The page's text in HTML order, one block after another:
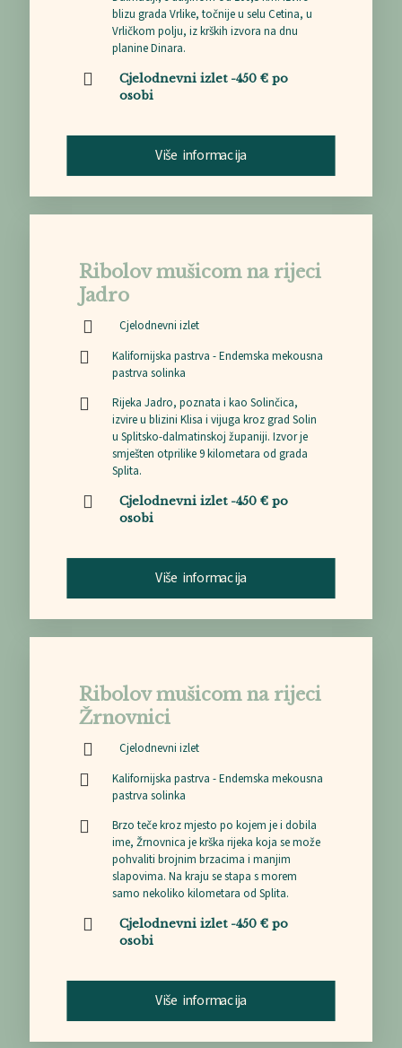
blizu grada Vrlike, točnije u selu Cetina, u
Vrličkom polju, iz krških izvora na dnu
planine Dinara.
Cjelodnevni izlet -450 € po
osobi
Više informacija
Ribolov mušicom na rijeci
Jadro
Cjelodnevni izlet
Kalifornijska pastrva - Endemska mekousna
pastrva solinka
Rijeka Jadro, poznata i kao Solinčica,
izvire u blizini Klisa i vijuga kroz grad Solin
u Splitsko-dalmatinskoj županiji. Izvor je
smješten otprilike 9 kilometara od grada
Splita.
Cjelodnevni izlet -450 € po
osobi
Više informacija
Ribolov mušicom na rijeci
Žrnovnici
Cjelodnevni izlet
Kalifornijska pastrva - Endemska mekousna
pastrva solinka
Brzo teče kroz mjesto po kojem je i dobila
ime, Žrnovnica je krška rijeka koja se može
pohvaliti brojnim brzacima i manjim
slapovima. Na kraju se stapa s morem
samo nekoliko kilometara od Splita.
Cjelodnevni izlet -450 € po
osobi
Više informacija